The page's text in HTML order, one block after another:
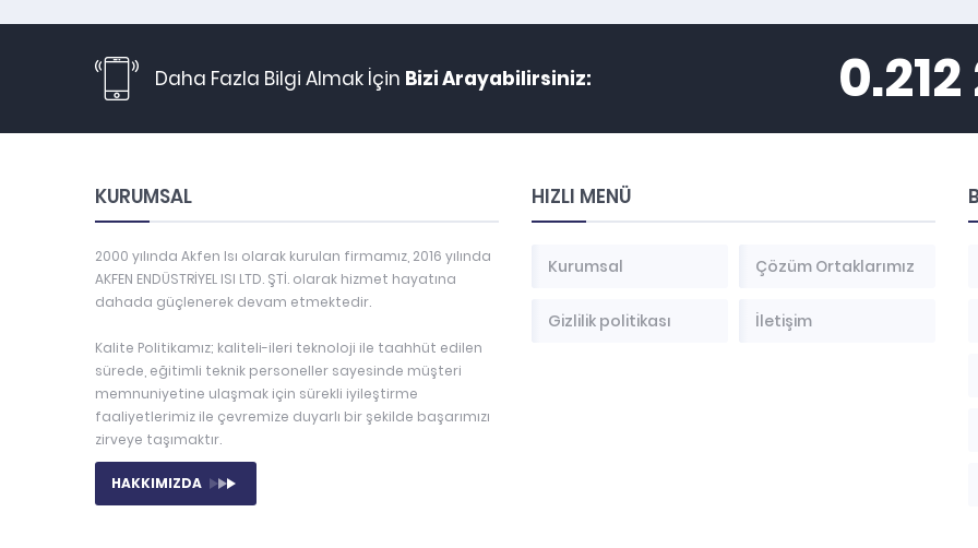
Daha Fazla Bilgi Almak İçin Bizi Arayabilirsiniz:
KURUMSAL
2000 yılında Akfen Isı olarak kurulan firmamız, 2016 yılında
AKFEN ENDÜSTRİYEL ISI LTD. ŞTİ. olarak hizmet hayatına
dahada güçlenerek devam etmektedir.
Kalite Politikamız; kaliteli-ileri teknoloji ile taahhüt edilen
sürede, eğitimli teknik personeller sayesinde müşteri
memnuniyetine ulaşmak için sürekli iyileştirme
faaliyetlerimiz ile çevremize duyarlı bir şekilde başarımızı
zirveye taşımaktır.
HAKKIMIZDA
HIZLI MENÜ
Kurumsal Çözüm Ortaklarımız
Gizlilik politikası İletişim